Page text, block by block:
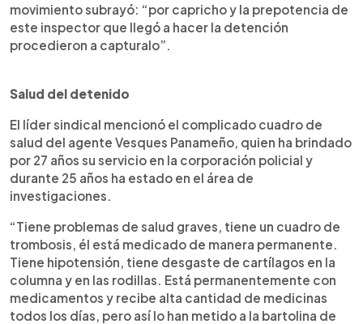
movimiento subrayó: “por capricho y la prepotencia de
este inspector que llegó a hacer la detención
procedieron a capturalo”.
Salud del detenido
El líder sindical mencionó el complicado cuadro de
salud del agente Vesques Panameño, quien ha brindado
por 27 años su servicio en la corporación policial y
durante 25 años ha estado en el área de
investigaciones.
“Tiene problemas de salud graves, tiene un cuadro de
trombosis, él está medicado de manera permanente.
Tiene hipotensión, tiene desgaste de cartílagos en la
columna y en las rodillas. Está permanentemente con
medicamentos y recibe alta cantidad de medicinas
todos los días, pero así lo han metido a la bartolina de